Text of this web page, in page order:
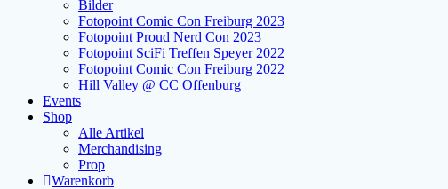
Bilder
Fotopoint Comic Con Freiburg 2023
Fotopoint Proud Nerd Con 2023
Fotopoint SciFi Treffen Speyer 2022
Fotopoint Comic Con Freiburg 2022
Hill Valley @ CC Offenburg
Events
Shop
Alle Artikel
Merchandising
Prop
Warenkorb